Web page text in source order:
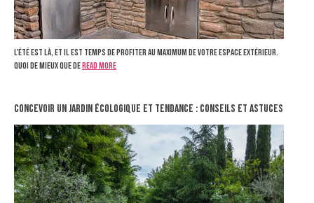
L'été est là, et il est temps de profiter au maximum de votre espace extérieur.
Quoi de mieux que deRead more
Concevoir un jardin écologique et tendance : Conseils et astuces